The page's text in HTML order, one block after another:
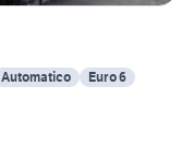
Automatico Euro 6